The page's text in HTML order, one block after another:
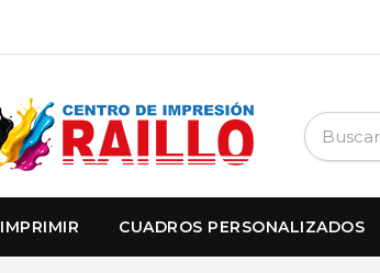
IMPRIMIR CUADROS PERSONALIZADOS